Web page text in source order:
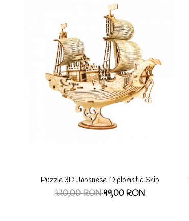
Puzzle 3D Japanese Diplomatic Ship
120,00 RON99,00 RON